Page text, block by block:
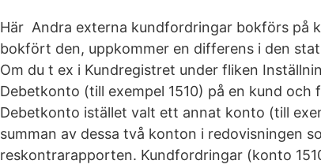
Här Andra externa kundfordringar bokförs på
bokfört den, uppkommer en differens i den
Om du t ex i Kundregistret under fliken
Debetkonto (till exempel 1510) på en kund och
Debetkonto istället valt ett annat konto (till
summan av dessa två konton i redovisningen
reskontrarapporten. Kundfordringar (konto